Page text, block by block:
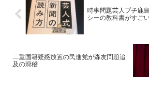
時事問題芸人プチ鹿
シーの教科書がすご
二重国籍疑惑放置の民進党が森友問題追
及の滑稽